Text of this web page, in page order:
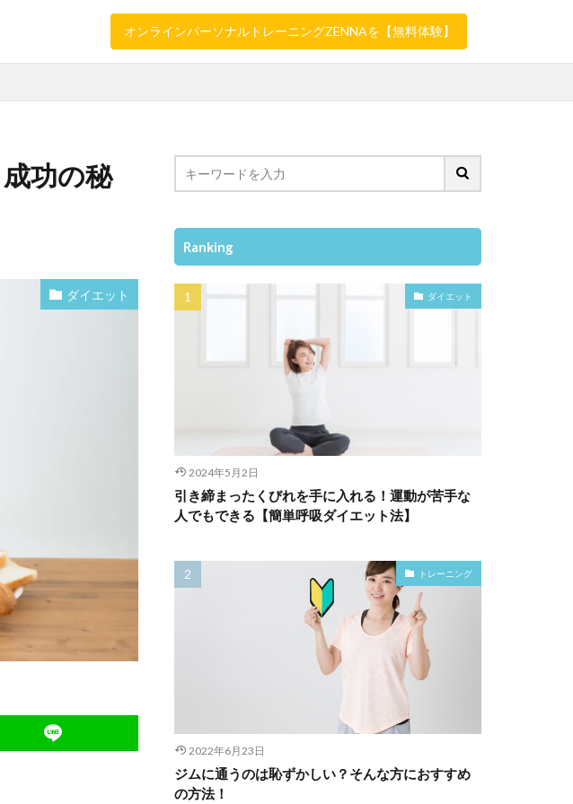
オンラインパーソナルトレーニングZENNAを【無料体験】
功の秘
ダイエット
Ranking
ダイエット
2024年5月2日
引き締まったくびれを手に入れる！運動が苦手な
人でもできる【簡単呼吸ダイエット法】
トレーニング
2022年6月23日
ジムに通うのは恥ずかしい？そんな方におすすめ
の方法！